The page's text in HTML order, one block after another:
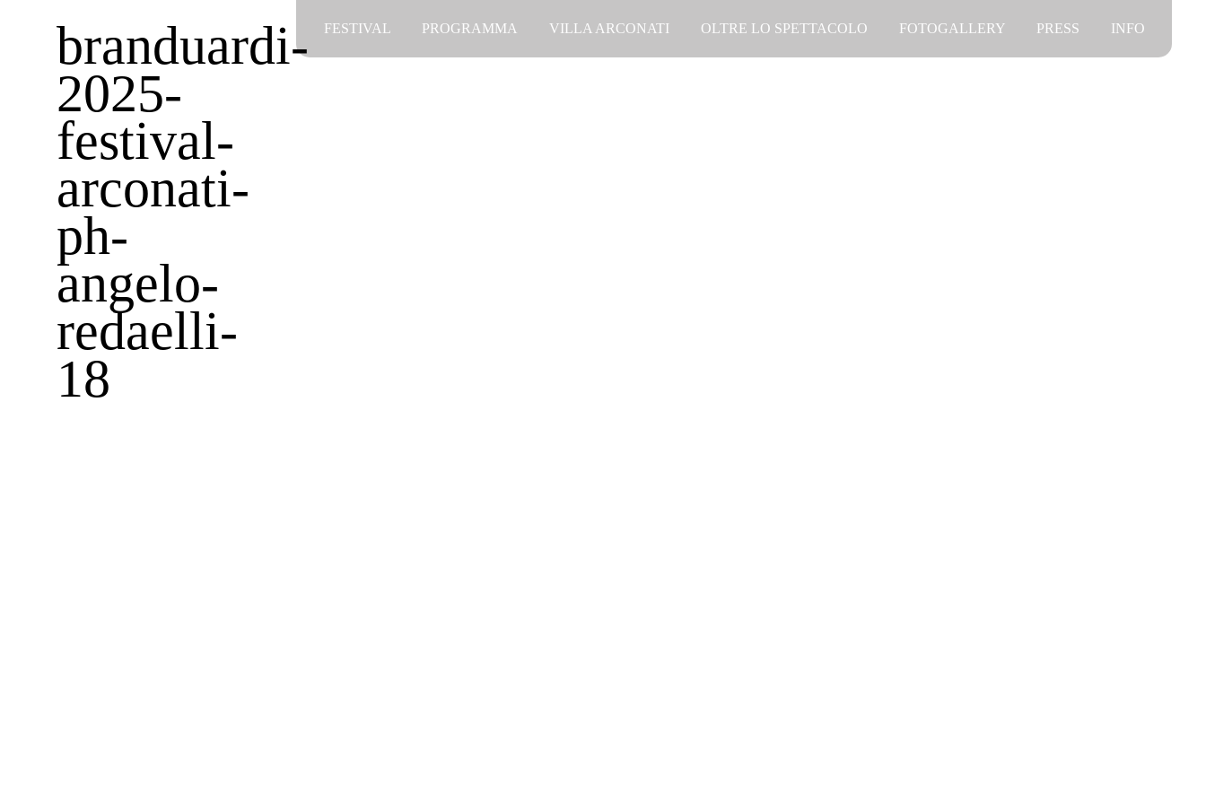
contenutobranduardi-
2025-
festival-
arconati-
ph-
angelo-
redaelli-
18
FESTIVAL PROGRAMMA VILLA ARCONATI OLTRE LO SPETTACOLO FOTOGALLERY PRESS INFO